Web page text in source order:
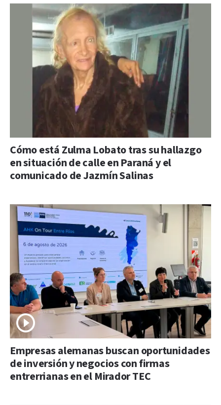
Cómo está Zulma Lobato tras su hallazgo
en situación de calle en Paraná y el
comunicado de Jazmín Salinas
Empresas alemanas buscan oportunidades
de inversión y negocios con firmas
entrerrianas en el Mirador TEC